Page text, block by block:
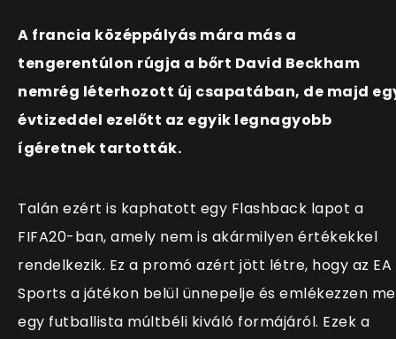
A francia középpályás mára más a
tengerentúlon rúgja a bőrt David Beckham
nemrég léterhozott új csapatában, de majd
évtizeddel ezelőtt az egyik legnagyobb
ígéretnek tartották.
Talán ezért is kaphatott egy Flashback lapot a
FIFA20-ban, amely nem is akármilyen értékekkel
rendelkezik. Ez a promó azért jött létre, hogy az EA
Sports a játékon belül ünnepelje és emlékezzen
egy futballista múltbéli kiváló formájáról. Ezek a